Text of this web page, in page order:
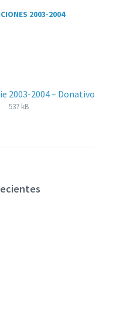
2003-2004
2003-2004 – Donativo
Extensiones
pdf
Tamaño
537 kB